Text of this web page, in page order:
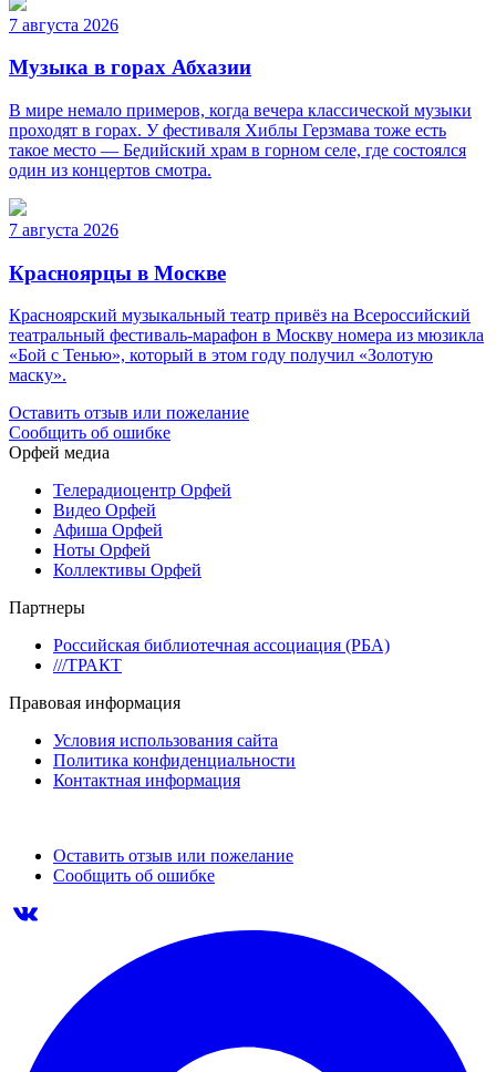
7 августа 2026
Музыка в горах Абхазии
В мире немало примеров, когда вечера классической музыки
проходят в горах. У фестиваля Хиблы Герзмава тоже есть
такое место — Бедийский храм в горном селе, где состоялся
один из концертов смотра.
7 августа 2026
Красноярцы в Москве
Красноярский музыкальный театр привёз на Всероссийский
театральный фестиваль-марафон в Москву номера из мюзикла
«Бой с Тенью», который в этом году получил «Золотую
маску».
Оставить отзыв или пожелание
Сообщить об ошибке
Орфей медиа
Телерадиоцентр Орфей
Видео Орфей
Афиша Орфей
Ноты Орфей
Коллективы Орфей
Партнеры
Российская библиотечная ассоциация (РБА)
///ТРАКТ
Правовая информация
Условия использования сайта
Политика конфиденциальности
Контактная информация
Оставить отзыв или пожелание
Сообщить об ошибке